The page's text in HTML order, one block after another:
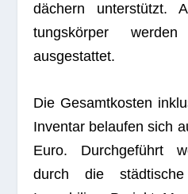
dä­chern unter­stützt.
tungs­kör­per
ausgestattet.
Die Gesamt­kos­ten
Inven­tar belau­fen sich
Euro. Durch­ge­führt
durch die städ­ti­sche